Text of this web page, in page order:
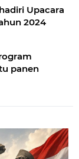
Upacara
panen